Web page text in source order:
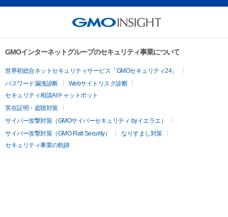
GMOインターネットグループのセキュリティ事業について
世界初総合ネットセキュリティサービス「GMOセキュリティ24」
パスワード漏洩診断
Webサイトリスク診断
セキュリティ相談AIチャットボット
実在証明・盗聴対策
サイバー攻撃対策（GMOサイバーセキュリティ byイエラエ）
サイバー攻撃対策（GMO Flatt Security）
なりすまし対策
セキュリティ事業の軌跡